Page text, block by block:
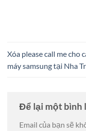
Xóa please call me cho
máy samsung tại Nha
Để lại một bình
Email của bạn sẽ